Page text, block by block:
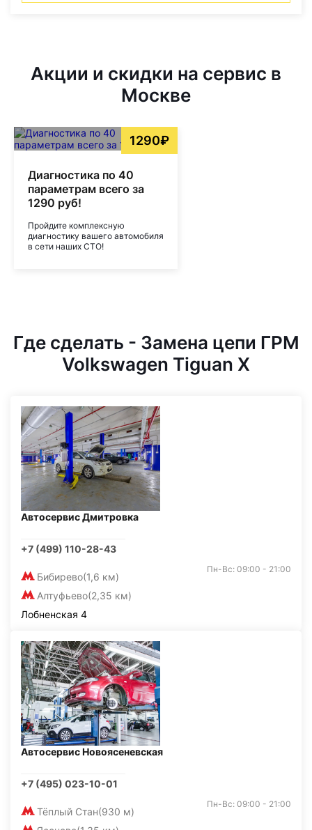
Акции и скидки на сервис в
Москве
1290₽
Диагностика по 40
параметрам всего за
1290 руб!
Пройдите комплексную
диагностику вашего автомобиля
в сети наших СТО!
Где сделать - Замена цепи ГРМ
Volkswagen Tiguan X
Автосервис Дмитровка
+7 (499) 110-28-43
Бибирево(1,6 км)
Алтуфьево(2,35 км)
Пн-Вс: 09:00 - 21:00
Лобненская 4
Автосервис Новоясеневская
+7 (495) 023-10-01
Тёплый Стан(930 м)
Пн-Вс: 09:00 - 21:00